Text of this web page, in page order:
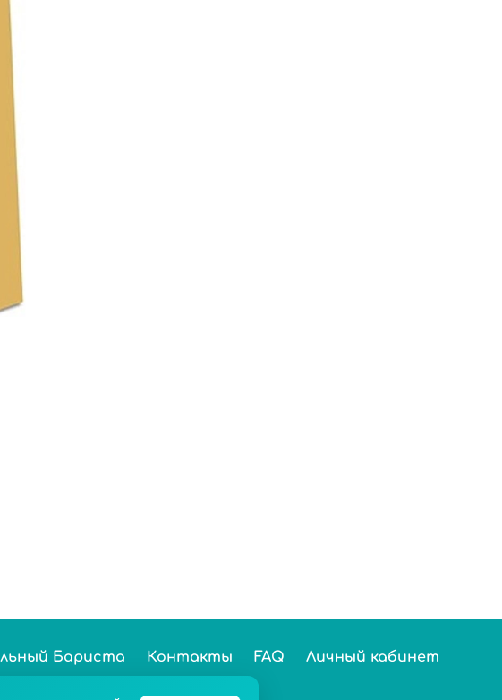
Бариста Контакты FAQ Личный кабинет
России. © 2025 Chai&Coffee